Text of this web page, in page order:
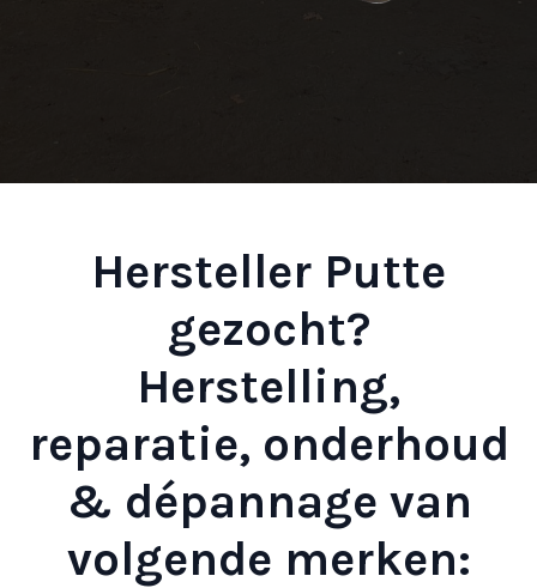
Hersteller Putte
gezocht?
Herstelling,
reparatie, onderhoud
& dépannage van
volgende merken: